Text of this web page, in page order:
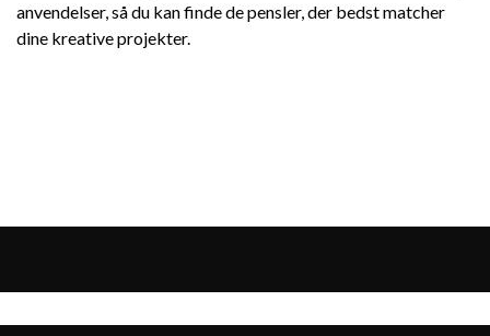
anvendelser, så du kan finde de pensler, der bedst matcher
dine kreative projekter.